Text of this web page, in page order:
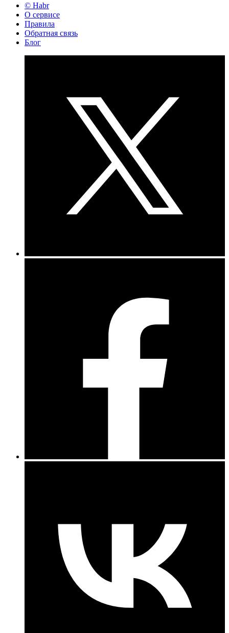
© Habr
О сервисе
Правила
Обратная связь
Блог